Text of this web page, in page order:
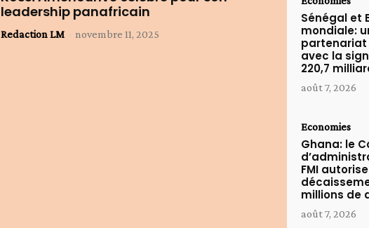
leadership panafricain
Redaction LM - novembre 11, 2025
Sénégal et
mondiale:
partenariat
avec la
220,7
août 7, 2026
Economies
Ghana: le
FMI
millions de
août 7, 2026